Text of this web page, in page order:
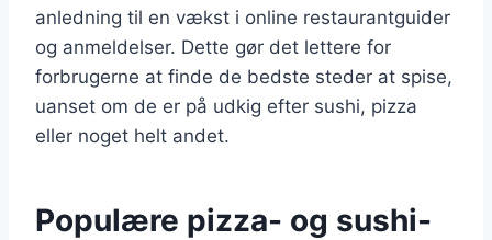
anledning til en vækst i online restaurantguider
og anmeldelser. Dette gør det lettere for
forbrugerne at finde de bedste steder at spise,
uanset om de er på udkig efter sushi, pizza
eller noget helt andet.
Populære pizza- og sushi-